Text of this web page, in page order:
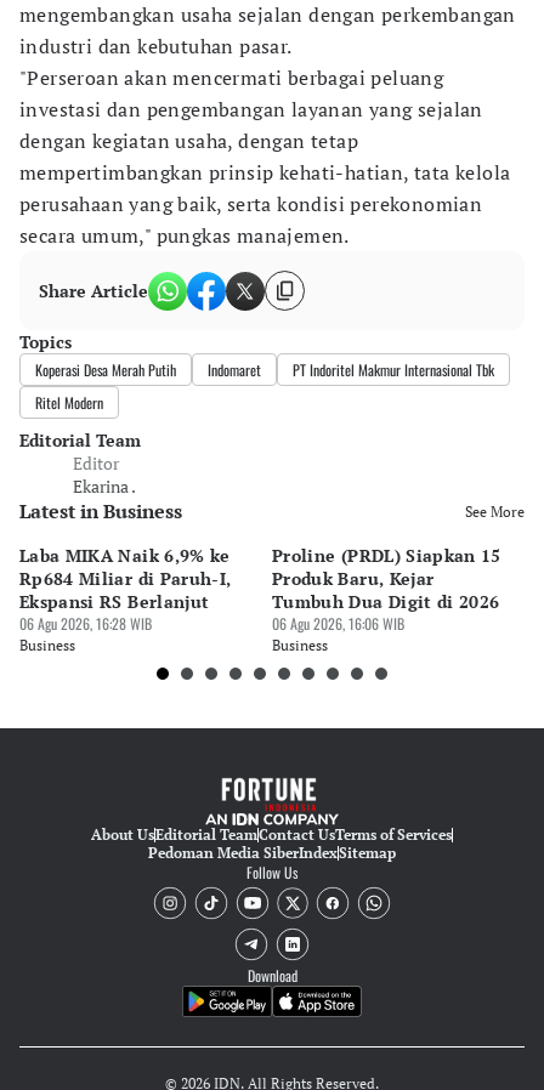
mengembangkan usaha sejalan dengan perkembangan
industri dan kebutuhan pasar.
"Perseroan akan mencermati berbagai peluang
investasi dan pengembangan layanan yang sejalan
dengan kegiatan usaha, dengan tetap
mempertimbangkan prinsip kehati-hatian, tata kelola
perusahaan yang baik, serta kondisi perekonomian
secara umum," pungkas manajemen.
Share Article
Topics
Koperasi Desa Merah Putih Indomaret
PT Indoritel Makmur Internasional Tbk
Ritel Modern
Editorial Team
Editor
Ekarina .
Latest in Business See More
Laba MIKA Naik 6,9% ke
Rp684 Miliar di Paruh-I,
Ekspansi RS Berlanjut
06 Agu 2026, 16:28 WIB
Business
Proline (PRDL) Siapkan 15
Produk Baru, Kejar
Tumbuh Dua Digit di 2026
06 Agu 2026, 16:06 WIB
Business
About UsEditorial TeamContact UsTerms of Services
Pedoman Media SiberIndexSitemap
Follow Us
Download
© 2026 IDN. All Rights Reserved.